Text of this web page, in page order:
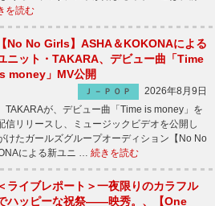
を読む
【No No Girls】ASHA＆KOKONAによる
ニット・TAKARA、デビュー曲「Time
money」MV公開
Ｊ－ＰＯＰ
2026年8月9日
TAKARAが、デビュー曲「Time is money」を
信リリースし、ミュージックビデオを公開し
たガールズグループオーディション【No No
による新ユニ … 続きを読む
ライブレポート＞一夜限りのカラフル
ハッピーな祝祭――映秀。、【One